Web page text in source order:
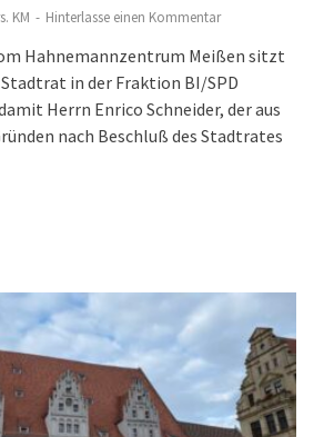
KM - Hinterlasse einen Kommentar
Hahnemannzentrum Meißen sitzt
in der Fraktion BI/SPD
Herrn Enrico Schneider, der aus
nach Beschluß des Stadtrates